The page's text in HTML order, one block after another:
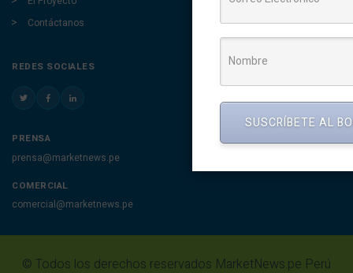
Contáctanos
REDES SOCIALES
PRENSA
prensa@marketnews.pe
COMERCIAL
comercial@marketnews.pe
© Todos los derechos reservados MarketNews.pe Perú
SUSCRÍBETE AL